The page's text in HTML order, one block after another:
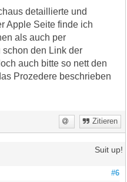
detaillierte und
Apple Seite finde ich
als auch per
den Link der
auch bitte so nett den
Prozedere beschrieben
Zitieren
Suit up!
#6